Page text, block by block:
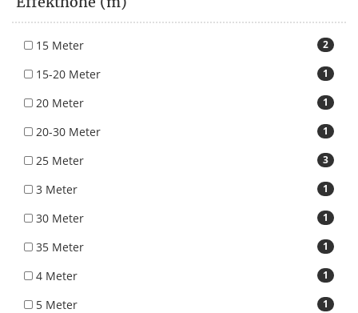
2
15 Meter
1
15-20 Meter
1
20 Meter
1
20-30 Meter
3
25 Meter
1
3 Meter
1
30 Meter
1
35 Meter
1
4 Meter
1
5 Meter